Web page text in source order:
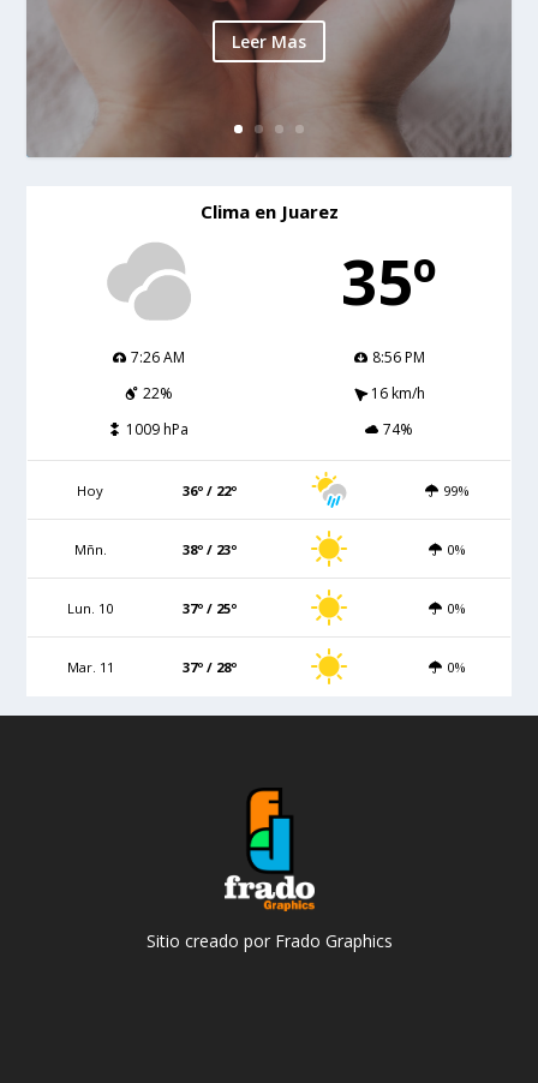
Leer Mas
Clima en Juarez
35º
7:26 AM
8:56 PM
22%
16 km/h
1009 hPa
74%
Hoy 36º / 22º 99%
Mñn. 38º / 23º 0%
Lun. 10 37º / 25º 0%
Mar. 11 37º / 28º 0%
Sitio creado por Frado Graphics